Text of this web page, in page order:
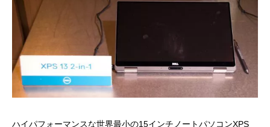
ハイパフォーマンスな世界最小の15インチノートパソコンXPS